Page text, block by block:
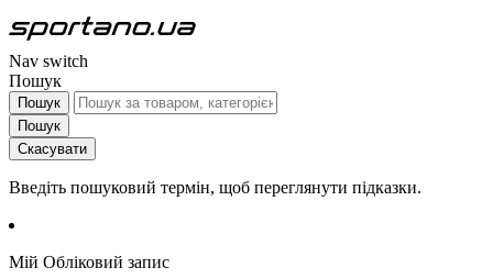
Nav switch
Пошук
Пошук
Пошук
Скасувати
Введіть пошуковий термін, щоб переглянути підказки.
Мій Обліковий запис